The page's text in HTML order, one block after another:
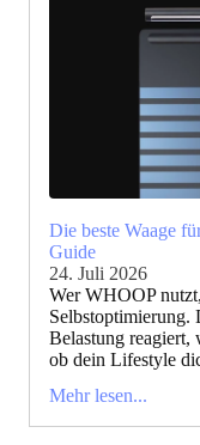
Die beste Waage
Guide
24. Juli 2026
Wer WHOOP
Belastung
ob dein Lifestyle
Mehr lesen...